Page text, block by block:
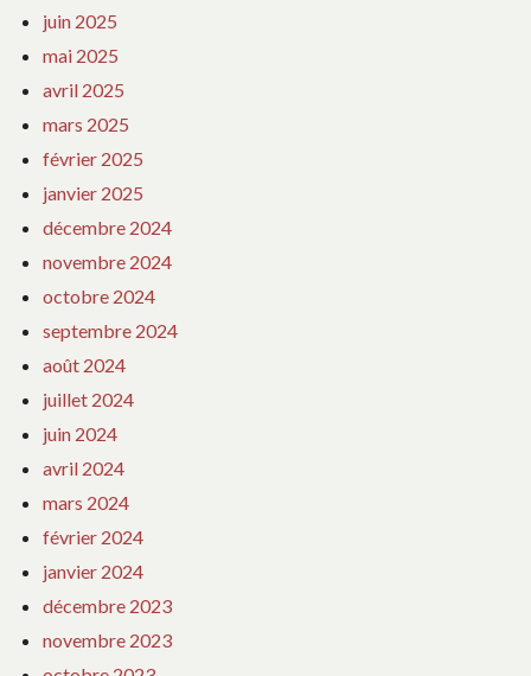
juin 2025
mai 2025
avril 2025
mars 2025
février 2025
janvier 2025
décembre 2024
novembre 2024
octobre 2024
septembre 2024
août 2024
juillet 2024
juin 2024
avril 2024
mars 2024
février 2024
janvier 2024
décembre 2023
novembre 2023